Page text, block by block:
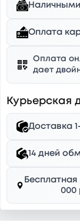
Наличными
Оплата
Оплата
дает
Курьерская
Доставка
14 дней
000